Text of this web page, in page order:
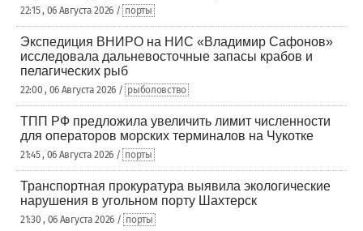
22:15 , 06 Августа 2026 / порты
Экспедиция ВНИРО на НИС «Владимир Сафонов»
исследовала дальневосточные запасы крабов и
пелагических рыб
22:00 , 06 Августа 2026 / рыболовство
ТПП РФ предложила увеличить лимит численности
для операторов морских терминалов на Чукотке
21:45 , 06 Августа 2026 / порты
Транспортная прокуратура выявила экологические
нарушения в угольном порту Шахтерск
21:30 , 06 Августа 2026 / порты